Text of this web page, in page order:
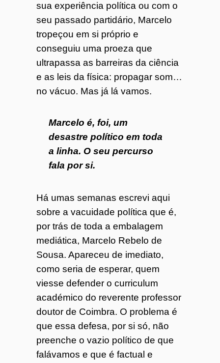
sua experiência política ou com o
seu passado partidário, Marcelo
tropeçou em si próprio e
conseguiu uma proeza que
ultrapassa as barreiras da ciência
e as leis da física: propagar som…
no vácuo. Mas já lá vamos.
Marcelo é, foi, um
desastre político em toda
a linha. O seu percurso
fala por si.
Há umas semanas escrevi aqui
sobre a vacuidade política que é,
por trás de toda a embalagem
mediática, Marcelo Rebelo de
Sousa. Apareceu de imediato,
como seria de esperar, quem
viesse defender o curriculum
académico do reverente professor
doutor de Coimbra. O problema é
que essa defesa, por si só, não
preenche o vazio político de que
falávamos e que é factual e